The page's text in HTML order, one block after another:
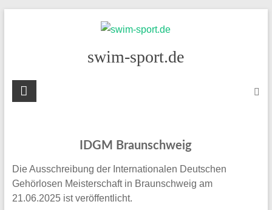
swim-sport.de
IDGM Braunschweig
Die Ausschreibung der Internationalen Deutschen
Gehörlosen Meisterschaft in Braunschweig am
21.06.2025 ist veröffentlicht.